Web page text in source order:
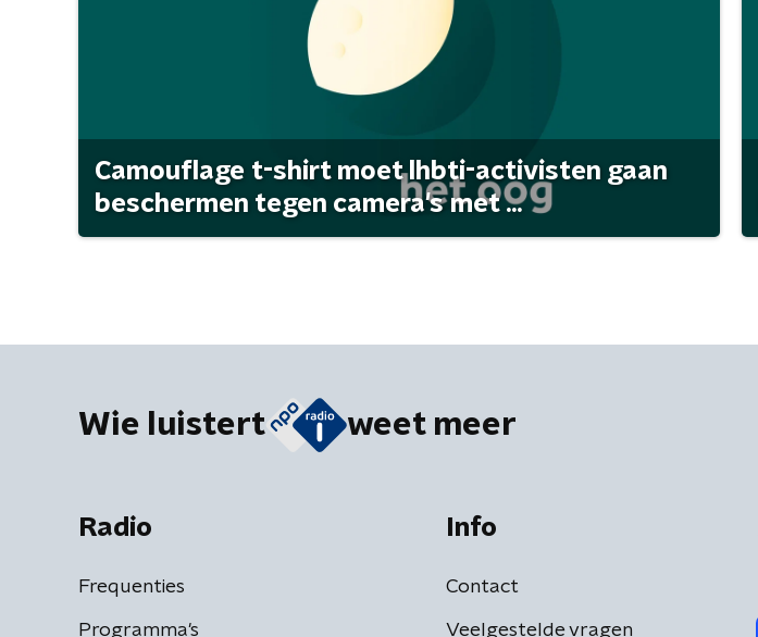
Camouflage t-shirt moet lhbti-activisten gaan
beschermen tegen camera's met ...
Wie luistert weet meer
Radio
Frequenties
Programma's
Info
Contact
Veelgestelde vragen